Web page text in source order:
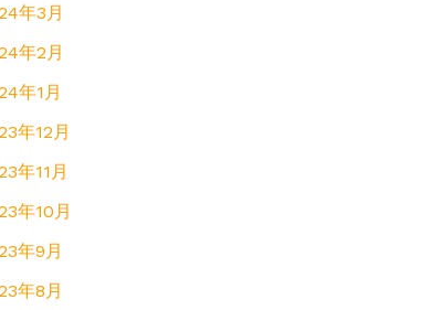
年3月
年2月
年1月
年12月
年11月
年10月
年9月
年8月